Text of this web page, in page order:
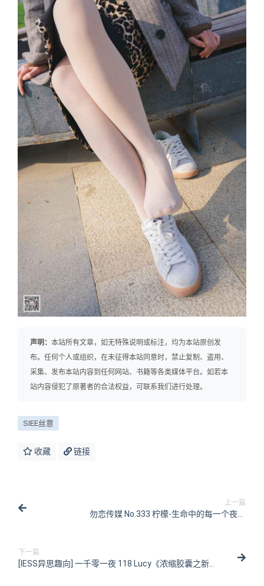
声明： 本站所有文章，如无特殊说明或标注，均为本站原创发
布。任何个人或组织，在未征得本站同意时，禁止复制、盗用、
采集、发布本站内容到任何网站、书籍等各类媒体平台。如若本
站内容侵犯了原著者的合法权益，可联系我们进行处理。
SIEE丝意
收藏 链接
上一篇
勿恋传媒 No.333 柠檬-生命中的每一个夜晚
下一篇
[IESS异思趣向] 一千零一夜 118 Lucy《浓缩胶囊之新年